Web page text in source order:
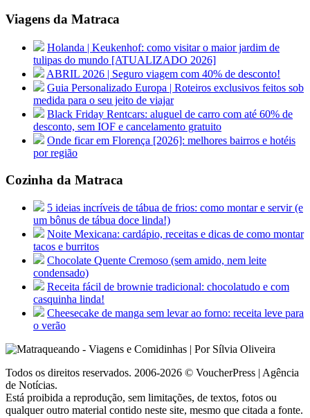
Viagens da Matraca
Holanda | Keukenhof: como visitar o maior jardim de
tulipas do mundo [ATUALIZADO 2026]
ABRIL 2026 | Seguro viagem com 40% de desconto!
Guia Personalizado Europa | Roteiros exclusivos feitos sob
medida para o seu jeito de viajar
Black Friday Rentcars: aluguel de carro com até 60% de
desconto, sem IOF e cancelamento gratuito
Onde ficar em Florença [2026]: melhores bairros e hotéis
por região
Cozinha da Matraca
5 ideias incríveis de tábua de frios: como montar e servir (e
um bônus de tábua doce linda!)
Noite Mexicana: cardápio, receitas e dicas de como montar
tacos e burritos
Chocolate Quente Cremoso (sem amido, nem leite
condensado)
Receita fácil de brownie tradicional: chocolatudo e com
casquinha linda!
Cheesecake de manga sem levar ao forno: receita leve para
o verão
Todos os direitos reservados. 2006-2026 © VoucherPress | Agência
de Notícias.
Está proibida a reprodução, sem limitações, de textos, fotos ou
qualquer outro material contido neste site, mesmo que citada a fonte.